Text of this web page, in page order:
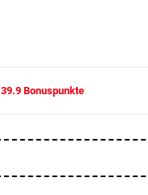
39.9Bonuspunkte